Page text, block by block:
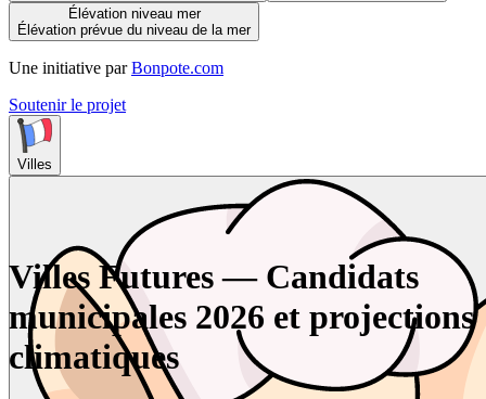
Élévation niveau mer
Élévation prévue du niveau de la mer
Une initiative par Bonpote.com
Soutenir le projet
Villes
Villes Futures — Candidats
municipales 2026 et projections
climatiques